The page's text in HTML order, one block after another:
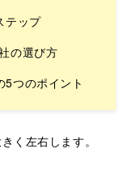
テップ
の選び方
5つのポイント
く左右します。